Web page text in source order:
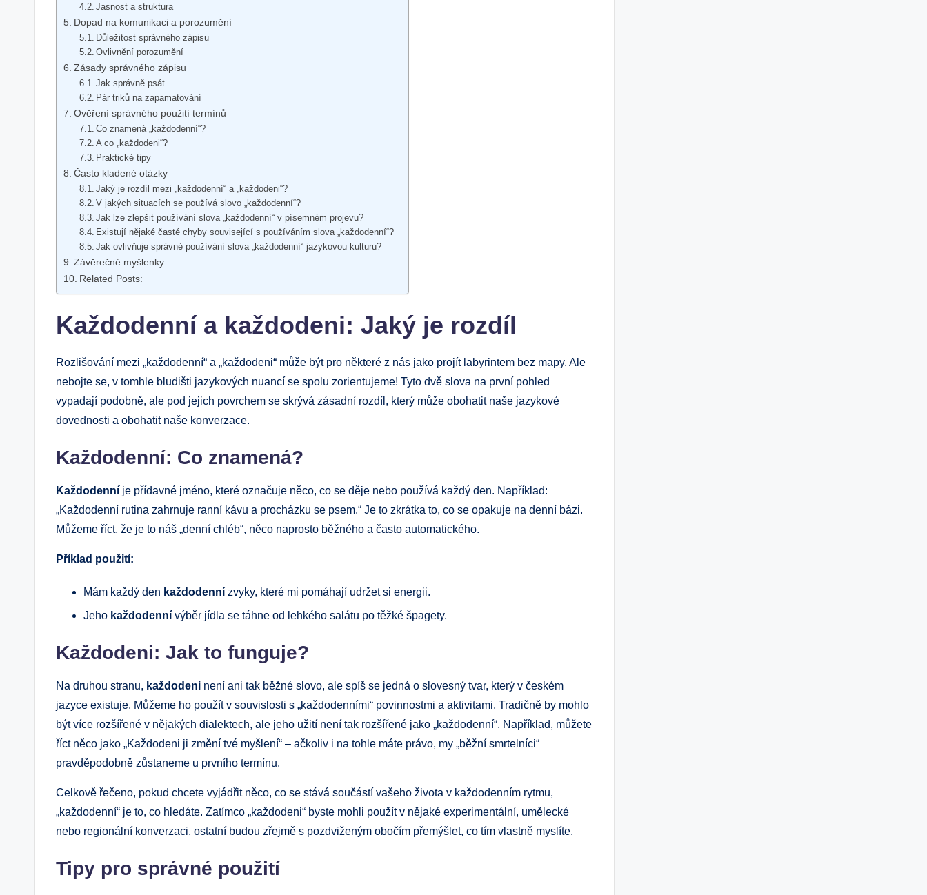
Jasnost a struktura
Dopad na komunikaci a porozumění
Důležitost správného zápisu
Ovlivnění porozumění
Zásady správného zápisu
Jak správně psát
Pár triků na zapamatování
Ověření správného použití termínů
Co znamená „každodenní“?
A co „každodeni“?
Praktické tipy
Často kladené otázky
Jaký je rozdíl mezi „každodenní“ a „každodeni“?
V jakých situacích se používá slovo „každodenní“?
Jak lze zlepšit používání slova „každodenní“ v písemném projevu?
Existují nějaké časté chyby související s používáním slova „každodenní“?
Jak ovlivňuje správné používání slova „každodenní“ jazykovou kulturu?
Závěrečné myšlenky
Related Posts:
Každodenní a každodeni: Jaký je rozdíl
Rozlišování mezi „každodenní“ a „každodeni“ může být pro některé z nás jako projít labyrintem bez mapy. Ale
nebojte se, v tomhle bludišti jazykových nuancí se spolu zorientujeme! Tyto dvě slova na první pohled
vypadají podobně, ale pod jejich povrchem se skrývá zásadní rozdíl, který může obohatit naše jazykové
dovednosti a obohatit naše konverzace.
Každodenní: Co znamená?
Každodenní je přídavné jméno, které označuje něco, co se děje nebo používá každý den. Například:
„Každodenní rutina zahrnuje ranní kávu a procházku se psem.“ Je to zkrátka to, co se opakuje na denní bázi.
Můžeme říct, že je to náš „denní chléb“, něco naprosto běžného a často automatického.
Příklad použití:
Mám každý den každodenní zvyky, které mi pomáhají udržet si energii.
Jeho každodenní výběr jídla se táhne od lehkého salátu po těžké špagety.
Každodeni: Jak to funguje?
Na druhou stranu, každodeni není ani tak běžné slovo, ale spíš se jedná o slovesný tvar, který v českém
jazyce existuje. Můžeme ho použít v souvislosti s „každodenními“ povinnostmi a aktivitami. Tradičně by mohlo
být více rozšířené v nějakých dialektech, ale jeho užití není tak rozšířené jako „každodenní“. Například, můžete
říct něco jako „Každodeni ji změní tvé myšlení“ – ačkoliv i na tohle máte právo, my „běžní smrtelníci“
pravděpodobně zůstaneme u prvního termínu.
Celkově řečeno, pokud chcete vyjádřit něco, co se stává součástí vašeho života v každodenním rytmu,
„každodenní“ je to, co hledáte. Zatímco „každodeni“ byste mohli použít v nějaké experimentální, umělecké
nebo regionální konverzaci, ostatní budou zřejmě s pozdviženým obočím přemýšlet, co tím vlastně myslíte.
Tipy pro správné použití